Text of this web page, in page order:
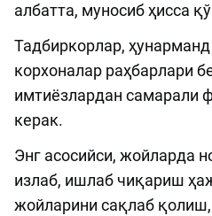
албатта, муносиб ҳисса
Тадбиркорлар,
корхоналар раҳбарлари
имтиёзлардан самарали
керак.
Энг асосийси, жойларда
излаб, ишлаб чиқариш
жойларини сақлаб